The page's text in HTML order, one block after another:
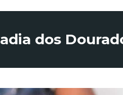
dos